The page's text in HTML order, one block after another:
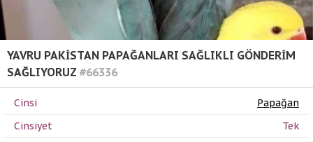
YAVRU PAKİSTAN PAPAĞANLARI SAĞLIKLI GÖNDERİM
SAĞLIYORUZ #66336
Cinsi
Papağan
Cinsiyet
Tek